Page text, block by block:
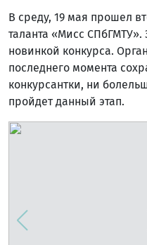
В среду, 19 мая прошел
таланта «Мисс СПбГМТУ».
новинкой конкурса.
последнего момента
конкурсантки, ни
пройдет данный этап.